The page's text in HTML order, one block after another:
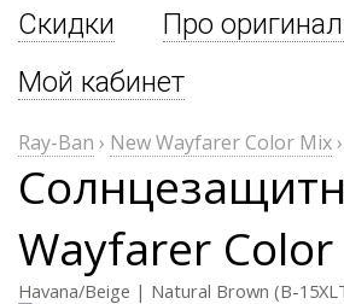
Скидки
Про
Мой кабинет
Ray-Ban › New Wayfarer Color Mix›
Wayfarer
Havana/Beige | Natural Brown (B-